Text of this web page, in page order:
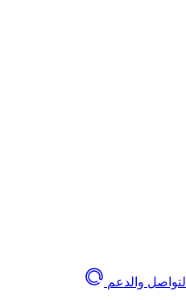
التواصل والدعم